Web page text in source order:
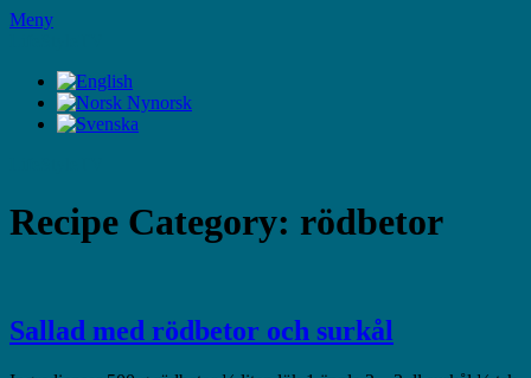
Hoppa
Meny
Recipe Category: rödbetor
Sallad med rödbetor och surkål